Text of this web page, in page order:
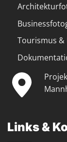
Tourismus &
Links &